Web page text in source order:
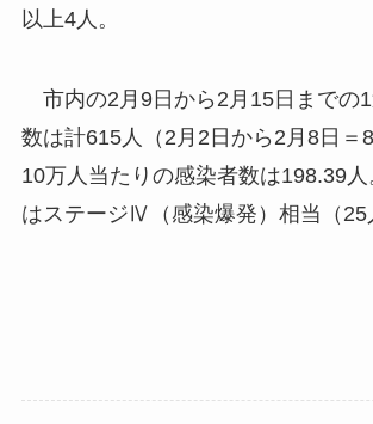
以上4人。
市内の2月9日から2月15日までの
数は計615人（2月2日から2月8日＝
10万人当たりの感染者数は198.39
はステージⅣ（感染爆発）相当（25